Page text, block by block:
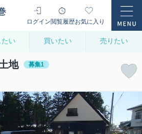
ログイン閲覧履歴お気に入り
い 買いたい 売りたい
地 募集1